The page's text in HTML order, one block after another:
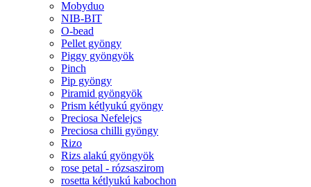
Mobyduo
NIB-BIT
O-bead
Pellet gyöngy
Piggy gyöngyök
Pinch
Pip gyöngy
Piramid gyöngyök
Prism kétlyukú gyöngy
Preciosa Nefelejcs
Preciosa chilli gyöngy
Rizo
Rizs alakú gyöngyök
rose petal - rózsaszirom
rosetta kétlyukú kabochon